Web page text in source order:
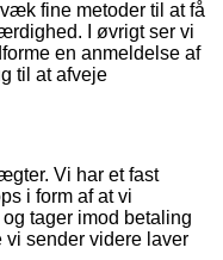
fine metoder til at få
I øvrigt ser vi
en anmeldelse af
til at afveje
Vi har et fast
i form af at vi
tager imod betaling
sender videre laver